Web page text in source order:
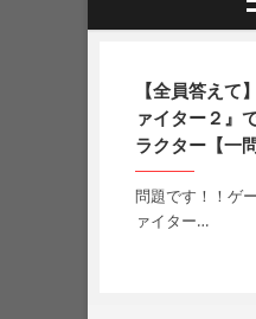
【全員答えて
ァイター２』
ラクター【一
問題です！！ゲ
ァイター…